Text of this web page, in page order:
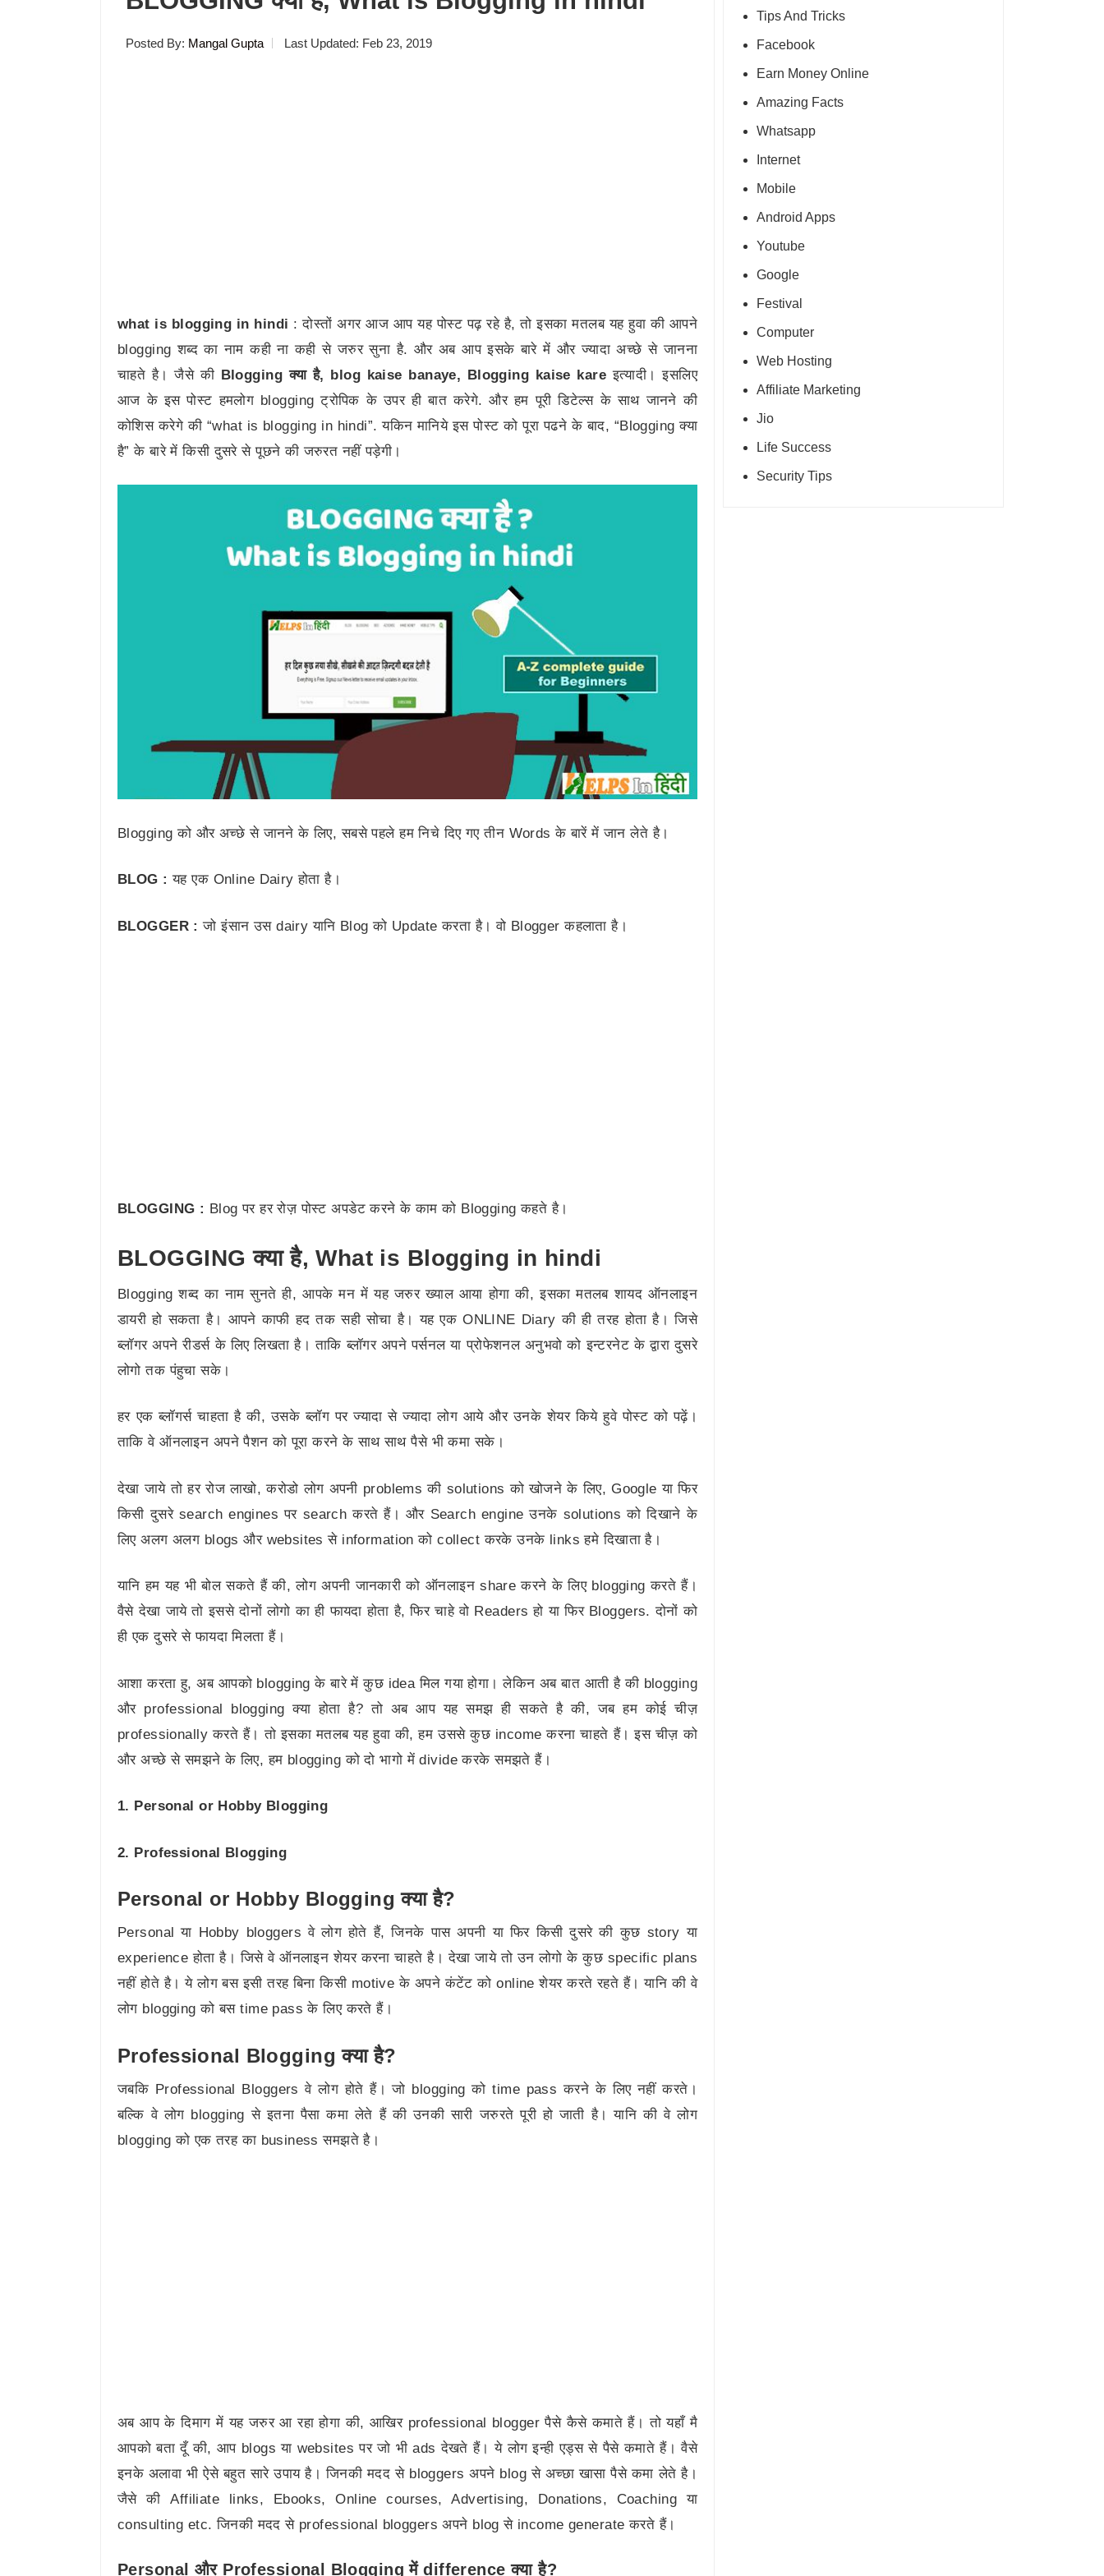
Posted By: Mangal Gupta Last Updated: Feb 23, 2019
what is blogging in hindi : दोस्तों अगर आज आप यह पोस्ट पढ़ रहे है, तो इसका मतलब यह हुवा की आपने
blogging शब्द का नाम कही ना कही से जरुर सुना है. और अब आप इसके बारे में और ज्यादा अच्छे से जानना
चाहते है। जैसे की Blogging क्या है, blog kaise banaye, Blogging kaise kare इत्यादी। इसलिए
आज के इस पोस्ट हमलोग blogging ट्रोपिक के उपर ही बात करेगे. और हम पूरी डिटेल्स के साथ जानने की
कोशिस करेगे की “what is blogging in hindi”. यकिन मानिये इस पोस्ट को पूरा पढने के बाद, “Blogging क्या
है” के बारे में किसी दुसरे से पूछने की जरुरत नहीं पड़ेगी।
Blogging को और अच्छे से जानने के लिए, सबसे पहले हम निचे दिए गए तीन Words के बारें में जान लेते है।
BLOG : यह एक Online Dairy होता है।
BLOGGER : जो इंसान उस dairy यानि Blog को Update करता है। वो Blogger कहलाता है।
BLOGGING : Blog पर हर रोज़ पोस्ट अपडेट करने के काम को Blogging कहते है।
BLOGGING क्या है, What is Blogging in hindi
Blogging शब्द का नाम सुनते ही, आपके मन में यह जरुर ख्याल आया होगा की, इसका मतलब शायद ऑनलाइन
डायरी हो सकता है। आपने काफी हद तक सही सोचा है। यह एक ONLINE Diary की ही तरह होता है। जिसे
ब्लॉगर अपने रीडर्स के लिए लिखता है। ताकि ब्लॉगर अपने पर्सनल या प्रोफेशनल अनुभवो को इन्टरनेट के द्वारा दुसरे
लोगो तक पंहुचा सके।
हर एक ब्लॉगर्स चाहता है की, उसके ब्लॉग पर ज्यादा से ज्यादा लोग आये और उनके शेयर किये हुवे पोस्ट को पढ़ें।
ताकि वे ऑनलाइन अपने पैशन को पूरा करने के साथ साथ पैसे भी कमा सके।
देखा जाये तो हर रोज लाखो, करोडो लोग अपनी problems की solutions को खोजने के लिए, Google या फिर
किसी दुसरे search engines पर search करते हैं। और Search engine उनके solutions को दिखाने के
लिए अलग अलग blogs और websites से information को collect करके उनके links हमे दिखाता है।
यानि हम यह भी बोल सकते हैं की, लोग अपनी जानकारी को ऑनलाइन share करने के लिए blogging करते हैं।
वैसे देखा जाये तो इससे दोनों लोगो का ही फायदा होता है, फिर चाहे वो Readers हो या फिर Bloggers. दोनों को
ही एक दुसरे से फायदा मिलता हैं।
आशा करता हु, अब आपको blogging के बारे में कुछ idea मिल गया होगा। लेकिन अब बात आती है की blogging
और professional blogging क्या होता है? तो अब आप यह समझ ही सकते है की, जब हम कोई चीज़
professionally करते हैं। तो इसका मतलब यह हुवा की, हम उससे कुछ income करना चाहते हैं। इस चीज़ को
और अच्छे से समझने के लिए, हम blogging को दो भागो में divide करके समझते हैं।
1. Personal or Hobby Blogging
2. Professional Blogging
Personal or Hobby Blogging क्या है?
Personal या Hobby bloggers वे लोग होते हैं, जिनके पास अपनी या फिर किसी दुसरे की कुछ story या
experience होता है। जिसे वे ऑनलाइन शेयर करना चाहते है। देखा जाये तो उन लोगो के कुछ specific plans
नहीं होते है। ये लोग बस इसी तरह बिना किसी motive के अपने कंटेंट को online शेयर करते रहते हैं। यानि की वे
लोग blogging को बस time pass के लिए करते हैं।
Professional Blogging क्या है?
जबकि Professional Bloggers वे लोग होते हैं। जो blogging को time pass करने के लिए नहीं करते।
बल्कि वे लोग blogging से इतना पैसा कमा लेते हैं की उनकी सारी जरुरते पूरी हो जाती है। यानि की वे लोग
blogging को एक तरह का business समझते है।
अब आप के दिमाग में यह जरुर आ रहा होगा की, आखिर professional blogger पैसे कैसे कमाते हैं। तो यहाँ मै
आपको बता दूँ की, आप blogs या websites पर जो भी ads देखते हैं। ये लोग इन्ही एड्स से पैसे कमाते हैं। वैसे
इनके अलावा भी ऐसे बहुत सारे उपाय है। जिनकी मदद से bloggers अपने blog से अच्छा खासा पैसे कमा लेते है।
जैसे की Affiliate links, Ebooks, Online courses, Advertising, Donations, Coaching या
consulting etc. जिनकी मदद से professional bloggers अपने blog से income generate करते हैं।
Personal और Professional Blogging में difference क्या है?
Tips And Tricks
Facebook
Earn Money Online
Amazing Facts
Whatsapp
Internet
Mobile
Android Apps
Youtube
Google
Festival
Computer
Web Hosting
Affiliate Marketing
Jio
Life Success
Security Tips